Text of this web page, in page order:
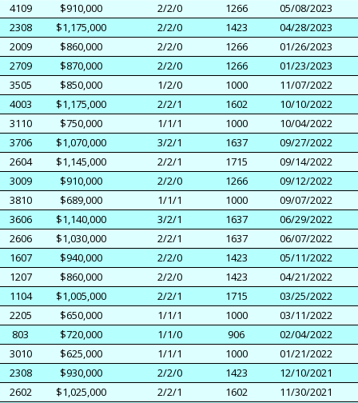
4109
$910,000 2/2/0 1266
05/08/2023
2308
$1,175,000 2/2/0 1423
04/28/2023
2009
$860,000 2/2/0 1266
01/26/2023
2709
$870,000 2/2/0 1266
01/23/2023
3505
$850,000 1/2/0 1000
11/07/2022
4003
$1,175,000 2/2/1 1602
10/10/2022
3110
$750,000 1/1/1 1000
10/04/2022
3706
$1,070,000 3/2/1 1637
09/27/2022
2604
$1,145,000 2/2/1 1715
09/14/2022
3009
$910,000 2/2/0 1266
09/12/2022
3810
$689,000 1/1/1 1000
09/07/2022
3606
$1,140,000 3/2/1 1637
06/29/2022
2606
$1,030,000 2/2/1 1637
06/07/2022
1607
$940,000 2/2/0 1423
05/11/2022
1207
$860,000 2/2/0 1423
04/21/2022
1104
$1,005,000 2/2/1 1715
03/25/2022
2205
$650,000 1/1/1 1000
03/11/2022
803
$720,000 1/1/0 906
02/04/2022
3010
$625,000 1/1/1 1000
01/21/2022
2308
$930,000 2/2/0 1423
12/10/2021
2602
$1,025,000 2/2/1 1602
11/30/2021